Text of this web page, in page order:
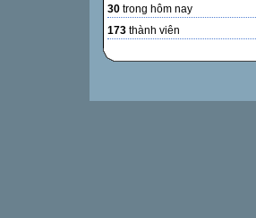
30 trong hôm nay
173 thành viên